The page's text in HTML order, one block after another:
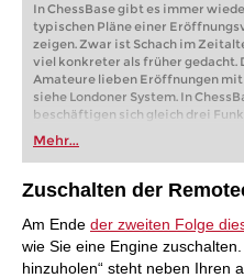
In ChessBase gibt es immer
typischen Pläne einer
zeigen. Zwar ist Schach im
viel konkreter als früher gedacht.
Amateure lieben Eröffnungen mit
siehe Londoner System. In
beschäftigen sich gleich drei
Darstellung von Plänen. Im neuen
Eröffnungsreport wird für jede
Variante untersucht, welche
Bauernvorstöße darin wichtig
Referenzsuche sieht man jetzt
die Figuren üblicherweise
man die neue Monte-Carlo-
hier das Brett die häufigsten
Mehr...
Zuschalten der
Am Ende der zweiten Folge
wie Sie eine Engine
hinzuholen“ steht neben Ihren